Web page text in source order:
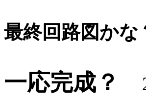
最終回路図かな
一応完成？